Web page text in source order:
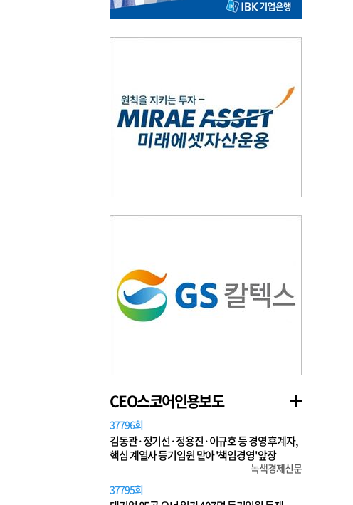
CEO스코어인용보도
37796회
김동관·정기선·정용진·이규호 등 경영 후계자,
핵심 계열사 등기임원 맡아 '책임경영' 앞장
녹색경제신문
37795회